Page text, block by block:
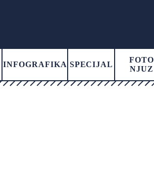
INFOGRAFIKA SPECIJAL
FOTO
NJUZ